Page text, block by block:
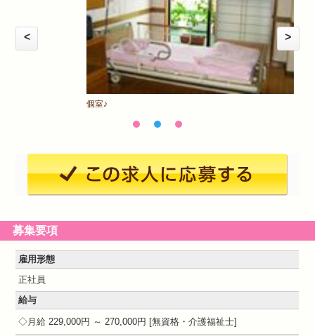
< >
募集要項
雇用形態
正社員
給与
月給 229,000円 ～ 270,000円
無資格・介護福祉士